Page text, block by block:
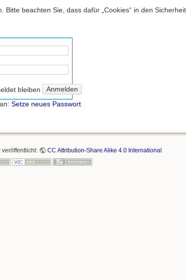
beachten Sie, dass dafür „Cookies“ in den
bleiben
Anmelden
Setze neues Passwort
veröffentlicht: CC Attribution-Share Alike 4.0 International